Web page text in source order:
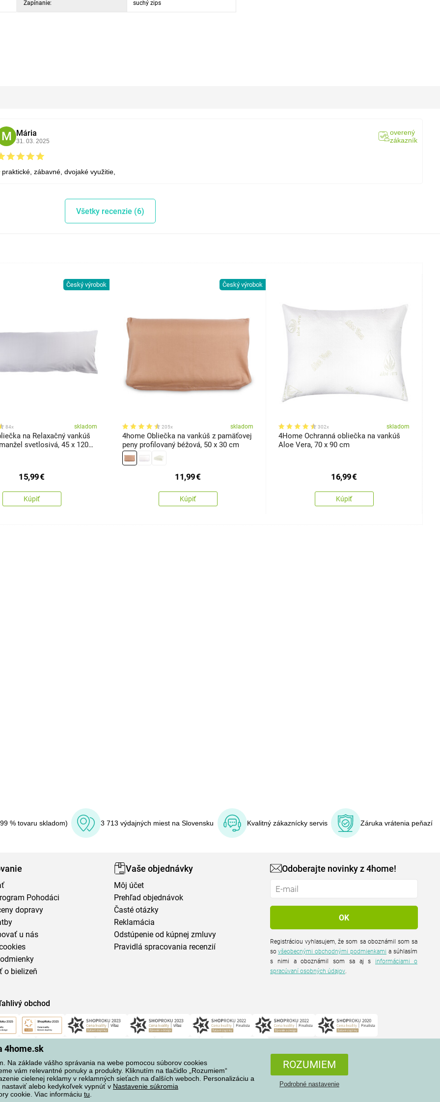
4home.sk
Na základe vášho správania na webe pomocou súborov cookies
vám relevantné ponuky a produkty. Kliknutím na tlačidlo „Rozumiem“
cielenej reklamy v reklamných sieťach na ďalších weboch. Personalizáciu a
alebo kedykoľvek vypnúť v Nastavenie súkromia
cookie. Viac informáciu tu
ROZUMIEM
Podrobné nastavenie
Zapínanie: suchý zips
M Mária
31. 03. 2025
overený
zákazník
praktické, zábavné, dvojaké využitie,
Všetky recenzie (6)
Český výrobok
84x skladom
na Relaxačný vankúš
svetlosivá, 45 x 120
15,99€
Kúpiť
Český výrobok
205x skladom
4home Obliečka na vankúš z pamäťovej
peny profilovaný béžová, 50 x 30 cm
11,99€
Kúpiť
302x skladom
4Home Ochranná obliečka na vankúš
Aloe Vera, 70 x 90 cm
16,99€
Kúpiť
% tovaru skladom) 3 713 výdajných miest na Slovensku Kvalitný zákaznícky servis Záruka vrátenia peňazí
Pohodáci
dopravy
u nás
o bielizeň
Vaše objednávky
Môj účet
Prehľad objednávok
Časté otázky
Reklamácia
Odstúpenie od kúpnej zmluvy
Pravidlá spracovania recenzií
Odoberajte novinky z 4home!
Registráciou vyhlasujem, že som sa oboznámil som sa
sovšeobecnými obchodnými podmienkami a súhlasím
s nimi a oboznámil som sa aj s informáciami o
spracúvaní osobných údajov.
obchod
Všetky práva vyhradené © 2004-2026 4home, a.s.